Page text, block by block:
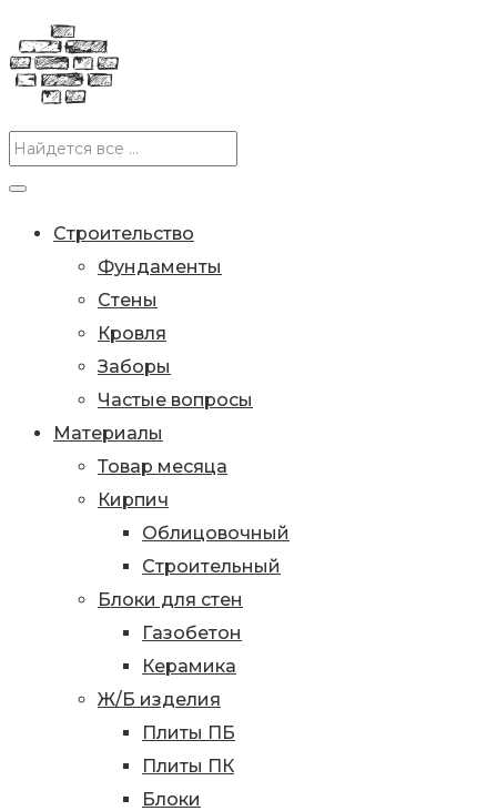
Строительство
Фундаменты
Стены
Кровля
Заборы
Частые вопросы
Материалы
Товар месяца
Кирпич
Облицовочный
Строительный
Блоки для стен
Газобетон
Керамика
Ж/Б изделия
Плиты ПБ
Плиты ПК
Блоки